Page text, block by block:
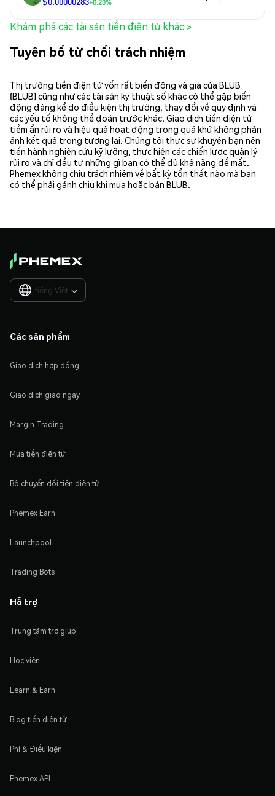
+0.20%
Khám phá các tài sản tiền điện tử khác >
Tuyên bố từ chối trách nhiệm
Thị trường tiền điện tử vốn rất biến động và giá của BLUB
(BLUB) cũng như các tài sản kỹ thuật số khác có thể gặp biến
động đáng kể do điều kiện thị trường, thay đổi về quy định và
các yếu tố không thể đoán trước khác. Giao dịch tiền điện tử
tiềm ẩn rủi ro và hiệu quả hoạt động trong quá khứ không phản
ánh kết quả trong tương lai. Chúng tôi thực sự khuyên bạn nên
tiến hành nghiên cứu kỹ lưỡng, thực hiện các chiến lược quản lý
rủi ro và chỉ đầu tư những gì bạn có thể đủ khả năng để mất.
Phemex không chịu trách nhiệm về bất kỳ tổn thất nào mà bạn
có thể phải gánh chịu khi mua hoặc bán BLUB.
tiếng Việt 
Các sản phẩm
Giao dịch hợp đồng
Giao dịch giao ngay
Margin Trading
Mua tiền điện tử
Bộ chuyển đổi tiền điện tử
Phemex Earn
Launchpool
Trading Bots
Hỗ trợ
Trung tâm trợ giúp
Học viện
Learn & Earn
Blog tiền điện tử
Phí & Điều kiện
Phemex API